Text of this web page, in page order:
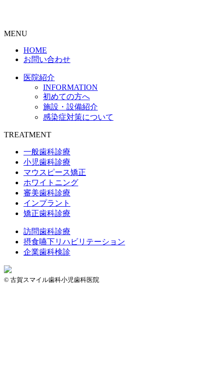
MENU
HOME
お問い合わせ
医院紹介
INFORMATION
初めての方へ
施設・設備紹介
感染症対策について
TREATMENT
一般歯科診療
小児歯科診療
マウスピース矯正
ホワイトニング
審美歯科診療
インプラント
矯正歯科診療
訪問歯科診療
摂食嚥下リハビリテーション
企業歯科検診
© 古賀スマイル歯科小児歯科医院